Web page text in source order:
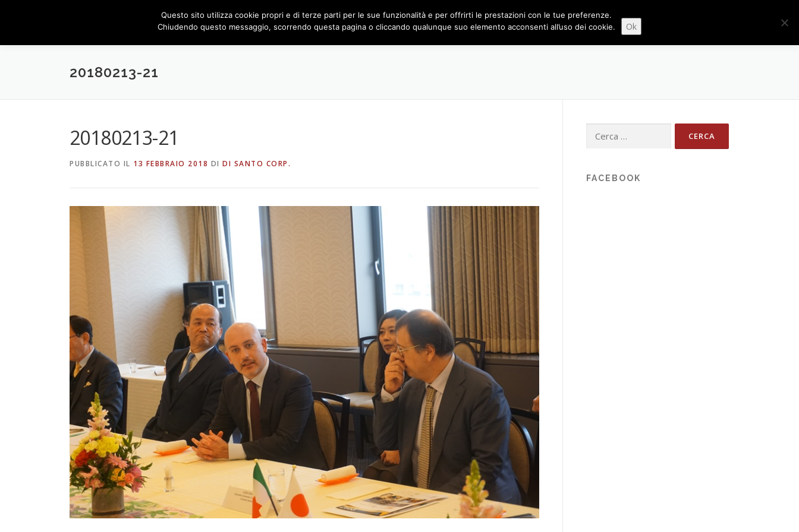
CHI SIAMO COSA FACCIAMO NEWS CONTATTI
20180213-21
20180213-21
PUBBLICATO IL 13 FEBBRAIO 2018 DI DI SANTO CORP.
per:
FACEBOOK
Questo sito utilizza cookie propri e di terze parti per le sue funzionalità e per offrirti le prestazioni con le tue preferenze.
Chiudendo questo messaggio, scorrendo questa pagina o cliccando qualunque suo elemento acconsenti all’uso dei cookie.
Ok